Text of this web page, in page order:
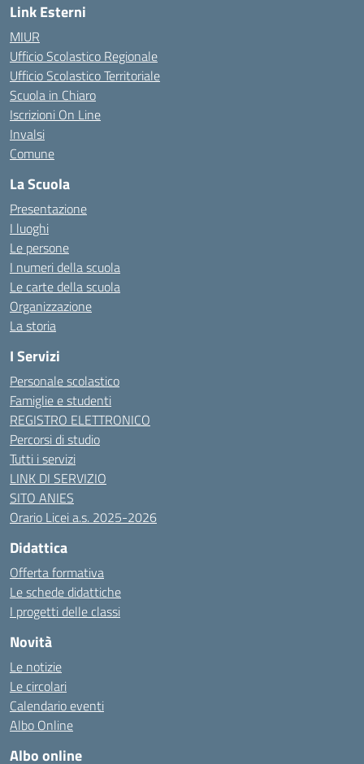
Link Esterni
MIUR
Ufficio Scolastico Regionale
Ufficio Scolastico Territoriale
Scuola in Chiaro
Iscrizioni On Line
Invalsi
Comune
La Scuola
Presentazione
I luoghi
Le persone
I numeri della scuola
Le carte della scuola
Organizzazione
La storia
I Servizi
Personale scolastico
Famiglie e studenti
REGISTRO ELETTRONICO
Percorsi di studio
Tutti i servizi
LINK DI SERVIZIO
SITO ANIES
Orario Licei a.s. 2025-2026
Didattica
Offerta formativa
Le schede didattiche
I progetti delle classi
Novità
Le notizie
Le circolari
Calendario eventi
Albo Online
Albo online